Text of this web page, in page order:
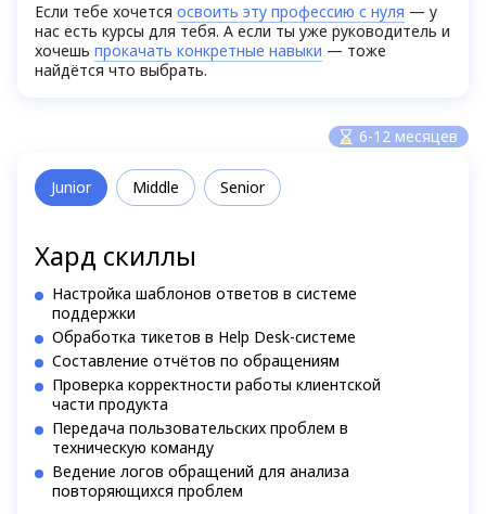
Если тебе хочется освоить эту профессию с нуля — у
нас есть курсы для тебя. А если ты уже руководитель и
хочешь прокачать конкретные навыки — тоже
найдётся что выбрать.
6-12 месяцев
Junior Middle Senior
Хард скиллы
Настройка шаблонов ответов в системе
поддержки
Обработка тикетов в Help Desk-системе
Составление отчётов по обращениям
Проверка корректности работы клиентской
части продукта
Передача пользовательских проблем в
техническую команду
Ведение логов обращений для анализа
повторяющихся проблем